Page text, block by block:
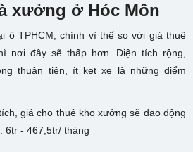
xưởng ở Hóc Môn
ô TPHCM, chính vì thế so với giá thuê
nơi đây sẽ thấp hơn. Diện tích rộng,
thuận tiện, ít kẹt xe là những điểm
giá cho thuê kho xưởng sẽ dao động
6tr - 467,5tr/ tháng